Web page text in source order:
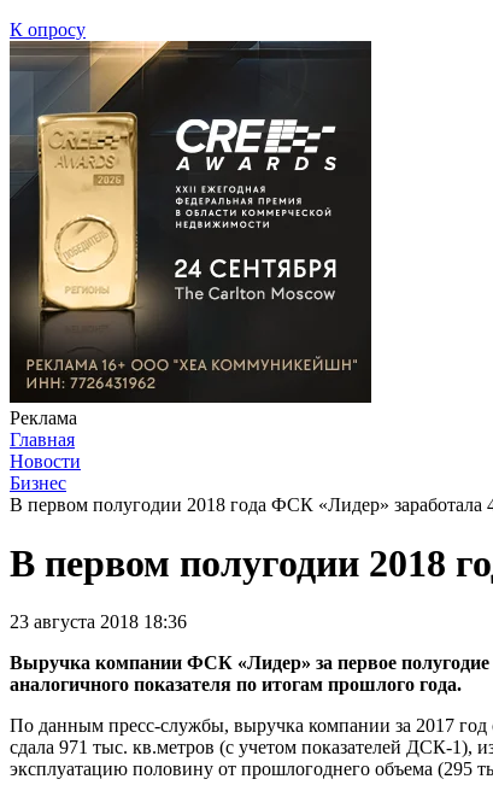
К опросу
Реклама
Главная
Новости
Бизнес
В первом полугодии 2018 года ФСК «Лидер» заработала
В первом полугодии 2018
23 августа 2018 18:36
Выручка компании ФСК «Лидер» за первое полугодие
аналогичного показателя по итогам прошлого года.
По данным пресс-службы, выручка компании за 2017
сдала 971 тыс. кв.метров (с учетом показателей ДСК-1),
эксплуатацию половину от прошлогоднего объема (295